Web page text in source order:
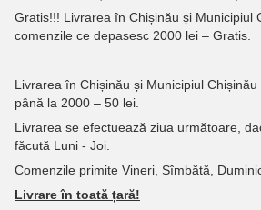
Gratis!!! Livrarea în Chișinău și Municipiul
comenzile ce depasesc 2000 lei – Gratis.
Livrarea în Chișinău și Municipiul
până la 2000 – 50 lei.
Livrarea se efectuează ziua următoare,
făcută Luni - Joi.
Comenzile primite Vineri, Sîmbătă,
Livrare în toată țară!